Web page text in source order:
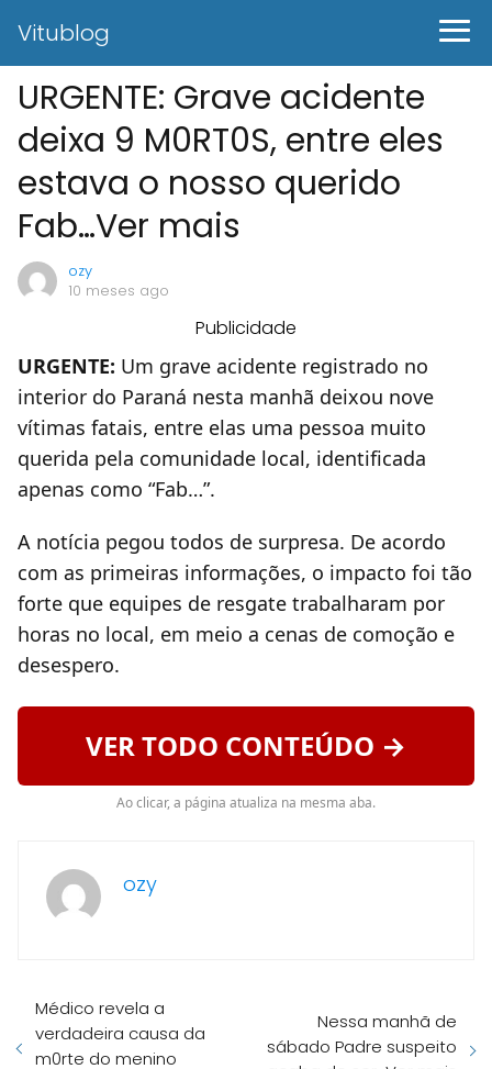
Vitublog
URGENTE: Grave acidente
deixa 9 M0RT0S, entre eles
estava o nosso querido
Fab…Ver mais
ozy
10 meses ago
Publicidade
URGENTE: Um grave acidente registrado no
interior do Paraná nesta manhã deixou nove
vítimas fatais, entre elas uma pessoa muito
querida pela comunidade local, identificada
apenas como “Fab…”.
A notícia pegou todos de surpresa. De acordo
com as primeiras informações, o impacto foi tão
forte que equipes de resgate trabalharam por
horas no local, em meio a cenas de comoção e
desespero.
VER TODO CONTEÚDO →
Ao clicar, a página atualiza na mesma aba.
ozy
Médico revela a
verdadeira causa da
m0rte do menino
Nessa manhã de
sábado Padre suspeito